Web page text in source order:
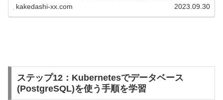
kakedashi-xx.com 2023.09.30
ステップ12：Kubernetesでデータベース
(PostgreSQL)を使う手順を学習